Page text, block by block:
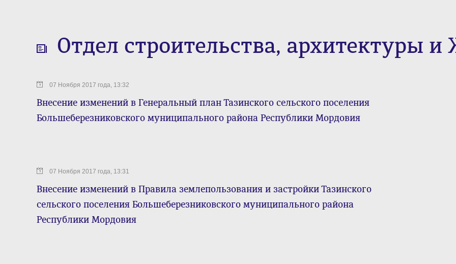
Отдел строительства, архитектуры
07 Ноября 2017 года, 13:32
Внесение изменений в Генеральный план Тазинского сельского поселения
Большеберезниковского муниципального района Республики Мордовия
07 Ноября 2017 года, 13:31
Внесение изменений в Правила землепользования и застройки Тазинского
сельского поселения Большеберезниковского муниципального района
Республики Мордовия